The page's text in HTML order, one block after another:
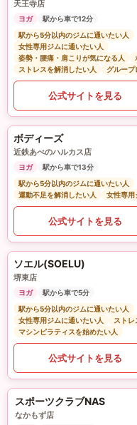
天王寺店
ヨガ
駅から車で12分
駅から5分以内のジムに通いたい人
女性専用ジムに通いたい人
姿勢・腰痛・肩こりが気になる人
ストレスを解消したい人
グループ
公式サイトを見る
ボディーズ
近鉄あべのハルカス店
ヨガ
駅から車で13分
駅から5分以内のジムに通いたい人
運動不足を解消したい人
女性専用
公式サイトを見る
ソエル(SOELU)
堺東店
ヨガ
駅から車で5分
駅から5分以内のジムに通いたい人
女性専用ジムに通いたい人
ストレ
マシンピラティスを始めたい人
公式サイトを見る
スポーツクラブNAS
なかもず店